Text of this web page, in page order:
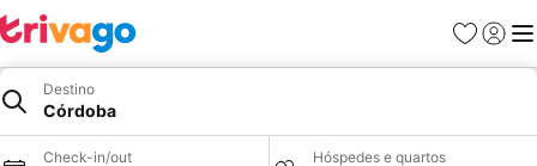
Favoritos
Iniciar
Destino
Córdoba
Check-in/out Hóspedes e quartos